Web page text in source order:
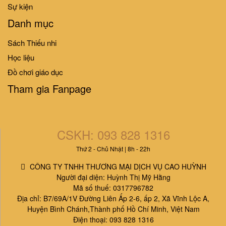
Sự kiện
Danh mục
Sách Thiếu nhi
Học liệu
Đồ chơi giáo dục
Tham gia Fanpage
CSKH: 093 828 1316
Thứ 2 - Chủ Nhật | 8h - 22h
CÔNG TY TNHH THƯƠNG MẠI DỊCH VỤ CAO HUỲNH
Người đại diện: Huỳnh Thị Mỹ Hằng
Mã số thuế: 0317796782
Địa chỉ: B7/69A/1V Đường Liên Ấp 2-6, ấp 2, Xã Vĩnh Lộc A,
Huyện Bình Chánh,Thành phố Hồ Chí Minh, Việt Nam
Điện thoại: 093 828 1316